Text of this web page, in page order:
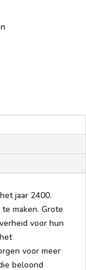
jaar 2400.
maken. Grote
voor hun
voor meer
beloond